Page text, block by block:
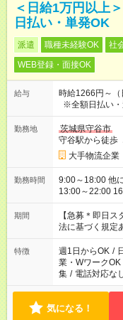
＜日給1万円以上
日払い・単発OK
派遣 職種未経験OK 社
WEB登録・面接OK
給与
時給1266円～
※全額日払い
勤務地
茨城県守谷市
守谷駅から徒歩
大手物流企業
勤務時間
9:00～18:00 他にもシフトあり！ ＜シフト例＞ 10:00～18:00
13:00～22:00
事、勤務地によ
い！
期間
【急募＊即日
法に基づく規定
特徴 週1日からOK /
業・WワークOK
集 / 電話対応な
気になる！